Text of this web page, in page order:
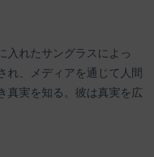
入れたサングラスによっ
れ、メディアを通じて人間
真実を知る。彼は真実を広